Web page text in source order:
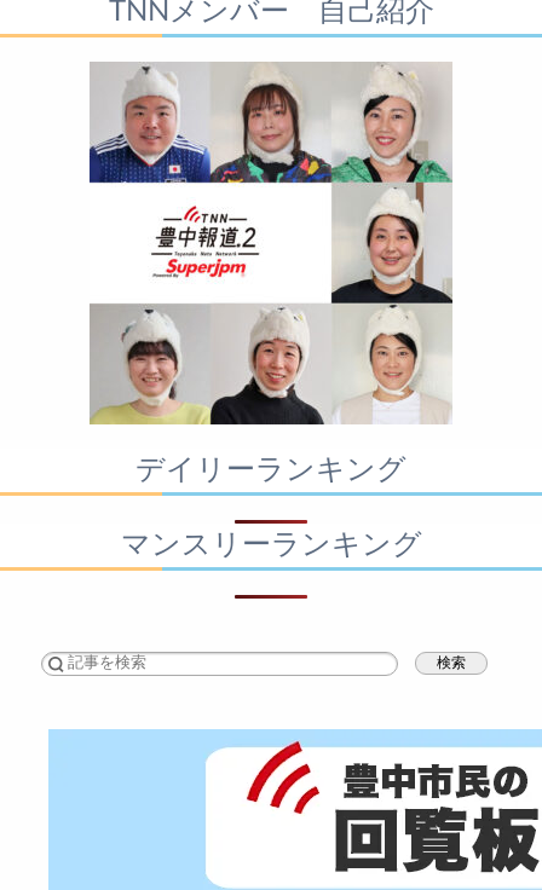
TNNメンバー 自己紹介
デイリーランキング
マンスリーランキング
検索